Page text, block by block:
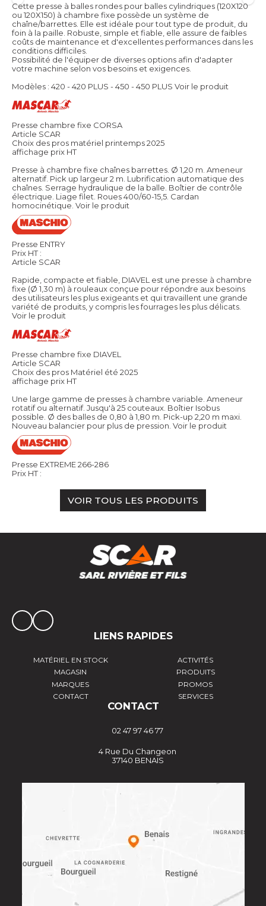
Cette presse à balles rondes pour balles cylindriques (120X120
ou 120X150) à chambre fixe possède un système de
chaîne/barrettes. Elle est idéale pour tout type de produit, du
foin à la paille. Robuste, simple et fiable, elle assure de faibles
coûts de maintenance et d'excellentes performances dans les
conditions difficiles.
Possibilité de l'équiper de diverses options afin d'adapter
votre machine selon vos besoins et exigences.
Modèles : 420 - 420 PLUS - 450 - 450 PLUS Voir le produit
Presse chambre fixe CORSA
Article SCAR
Choix des pros matériel printemps 2025
affichage prix HT
Presse à chambre fixe chaînes barrettes. Ø 1,20 m. Ameneur
alternatif. Pick up largeur 2 m. Lubrification automatique des
chaînes. Serrage hydraulique de la balle. Boîtier de contrôle
électrique. Liage filet. Roues 400/60-15,5. Cardan
homocinétique. Voir le produit
Presse ENTRY
Prix HT :
Article SCAR
Rapide, compacte et fiable, DIAVEL est une presse à chambre
fixe (Ø 1,30 m) à rouleaux conçue pour répondre aux besoins
des utilisateurs les plus exigeants et qui travaillent une grande
variété de produits, y compris les fourrages les plus délicats.
Voir le produit
Presse chambre fixe DIAVEL
Article SCAR
Choix des pros Matériel été 2025
affichage prix HT
Une large gamme de presses à chambre variable. Ameneur
rotatif ou alternatif. Jusqu'à 25 couteaux. Boîtier Isobus
possible. Ø des balles de 0,80 à 1,80 m. Pick-up 2,20 m maxi.
Nouveau balancier pour plus de pression. Voir le produit
Presse EXTREME 266-286
Prix HT :
VOIR TOUS LES PRODUITS
LIENS RAPIDES
MATÉRIEL EN STOCK
ACTIVITÉS
MAGASIN
PRODUITS
MARQUES
PROMOS
CONTACT
SERVICES
CONTACT
02 47 97 46 77
4 Rue Du Changeon
37140 BENAIS